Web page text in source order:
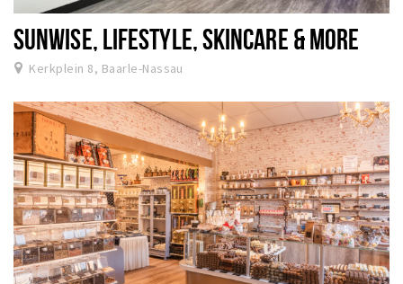
SUNWISE, LIFESTYLE, SKINCARE & MORE
Kerkplein 8, Baarle-Nassau